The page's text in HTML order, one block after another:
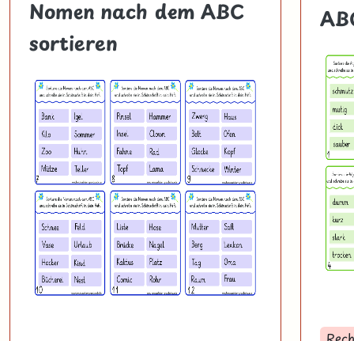
Nomen nach dem ABC
sortieren